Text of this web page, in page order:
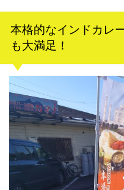
本格的なインドカレ
も大満足！